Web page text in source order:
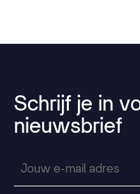
Schrijf je in
nieuwsbrief